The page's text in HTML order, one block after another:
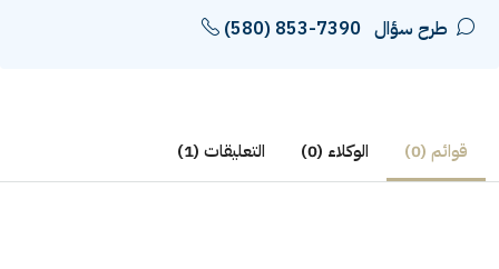
طرح سؤال (580) 853-7390
قوائم (0) الوكلاء (0) التعليقات (1)